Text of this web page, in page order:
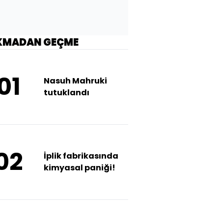
GEÇME
Nasuh Mahruki
tutuklandı
İplik fabrikasında
kimyasal paniği!